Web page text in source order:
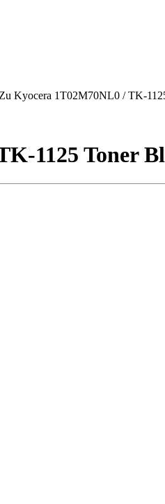
Kyocera 1T02M70NL0 / TK-
1125 Toner